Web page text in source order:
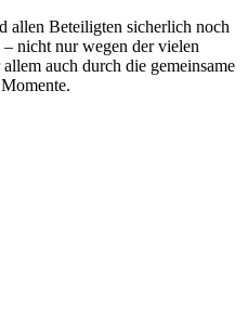
allen Beteiligten sicherlich noch
nicht nur wegen der vielen
auch durch die gemeinsame